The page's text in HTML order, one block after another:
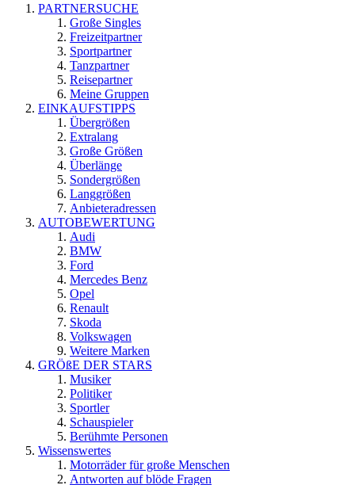
PARTNERSUCHE
Große Singles
Freizeitpartner
Sportpartner
Tanzpartner
Reisepartner
Meine Gruppen
EINKAUFSTIPPS
Übergrößen
Extralang
Große Größen
Überlänge
Sondergrößen
Langgrößen
Anbieteradressen
AUTOBEWERTUNG
Audi
BMW
Ford
Mercedes Benz
Opel
Renault
Skoda
Volkswagen
Weitere Marken
GRÖßE DER STARS
Musiker
Politiker
Sportler
Schauspieler
Berühmte Personen
Wissenswertes
Motorräder für große Menschen
Antworten auf blöde Fragen